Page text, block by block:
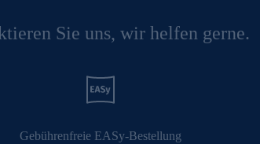
Sie uns, wir helfen gerne.
Gebührenfreie EASy-Bestellung